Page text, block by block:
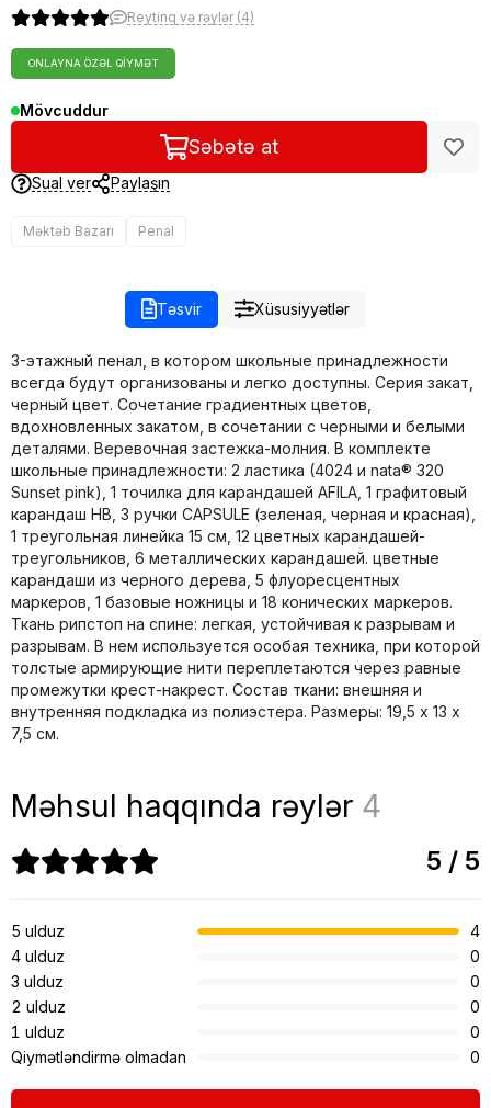
Reytinq və rəylər (4)
ONLAYNA ÖZƏL QIYMƏT
Mövcuddur
Səbətə at
Sual ver Paylaşın
Məktəb Bazarı Penal
Təsvir Xüsusiyyətlər
3-этажный пенал, в котором школьные принадлежности
всегда будут организованы и легко доступны. Серия закат,
черный цвет. Сочетание градиентных цветов,
вдохновленных закатом, в сочетании с черными и белыми
деталями. Веревочная застежка-молния. В комплекте
школьные принадлежности: 2 ластика (4024 и nata® 320
Sunset pink), 1 точилка для карандашей AFILA, 1 графитовый
карандаш HB, 3 ручки CAPSULE (зеленая, черная и красная),
1 треугольная линейка 15 см, 12 цветных карандашей-
треугольников, 6 металлических карандашей. цветные
карандаши из черного дерева, 5 флуоресцентных
маркеров, 1 базовые ножницы и 18 конических маркеров.
Ткань рипстоп на спине: легкая, устойчивая к разрывам и
разрывам. В нем используется особая техника, при которой
толстые армирующие нити переплетаются через равные
промежутки крест-накрест. Состав ткани: внешняя и
внутренняя подкладка из полиэстера. Размеры: 19,5 х 13 х
7,5 см.
Məhsul haqqında rəylər 4
5 / 5
5 ulduz
4
4 ulduz
0
3 ulduz
0
2 ulduz
0
1 ulduz
0
Qiymətləndirmə olmadan
0